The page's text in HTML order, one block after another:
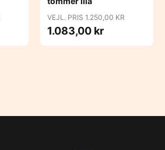
VEJL. PRIS 1.250,00 KR
1.083,00 kr